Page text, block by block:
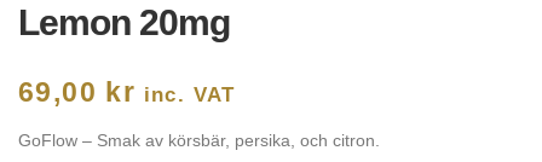
Lemon 20mg
69,00 kr inc. VAT
GoFlow – Smak av körsbär, persika, och citron.